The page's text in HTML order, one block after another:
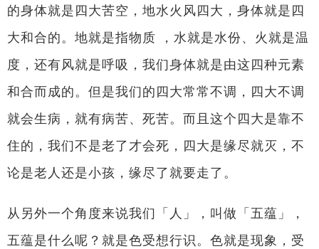
的身体就是四大苦空，地水火风四大，身体就是四
大和合的。地就是指物质 ，水就是水份、火就是温
度，还有风就是呼吸，我们身体就是由这四种元素
和合而成的。但是我们的四大常常不调，四大不调
就会生病，就有病苦、死苦。而且这个四大是靠不
住的，我们不是老了才会死，四大是缘尽就灭，不
论是老人还是小孩，缘尽了就要走了。
从另外一个角度来说我们「人」，叫做「五蕴」，
五蕴是什么呢？就是色受想行识。色就是现象，受